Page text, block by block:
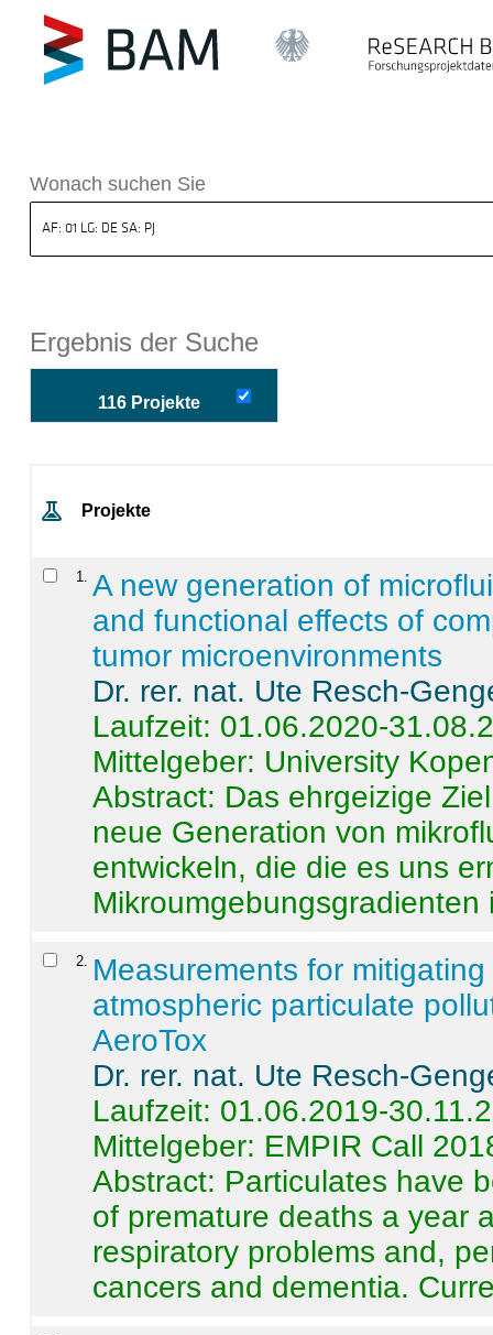
BAM
Wonach suchen Sie
Ergebnis der Suche
116 Projekte
Projekte
1
A new generation of
and functional effects of
tumor microenvironments
Dr. rer. nat. Ute Resch-
Laufzeit: 01.06.2020-
Mittelgeber: University
Abstract: Das ehrgeizige
neue Generation von
entwickeln, die die es uns
Mikroumgebungsgradienten
2
Measurements for
atmospheric particulate
AeroTox
Dr. rer. nat. Ute Resch-
Laufzeit: 01.06.2019-
Mittelgeber: EMPIR Call
Abstract: Particulates have
of premature deaths a year
respiratory problems and,
cancers and dementia.